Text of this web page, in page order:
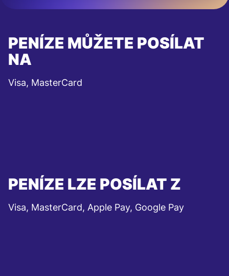
PENÍZE MŮŽETE POSÍLAT
NA
Visa, MasterCard
PENÍZE LZE POSÍLAT Z
Visa, MasterCard, Apple Pay, Google Pay